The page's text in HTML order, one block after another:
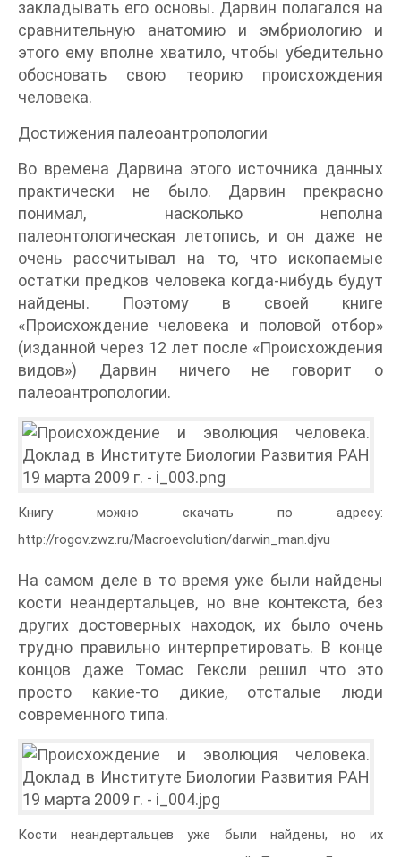
закладывать его основы. Дарвин полагался на
сравнительную анатомию и эмбриологию и
этого ему вполне хватило, чтобы убедительно
обосновать свою теорию происхождения
человека.
Достижения палеоантропологии
Во времена Дарвина этого источника данных
практически не было. Дарвин прекрасно
понимал, насколько неполна
палеонтологическая летопись, и он даже не
очень рассчитывал на то, что ископаемые
остатки предков человека когда-нибудь будут
найдены. Поэтому в своей книге
«Происхождение человека и половой отбор»
(изданной через 12 лет после «Происхождения
видов») Дарвин ничего не говорит о
палеоантропологии.
Книгу можно скачать по адресу:
http://rogov.zwz.ru/Macroevolution/darwin_man.djvu
На самом деле в то время уже были найдены
кости неандертальцев, но вне контекста, без
других достоверных находок, их было очень
трудно правильно интерпретировать. В конце
концов даже Томас Гексли решил что это
просто какие-то дикие, отсталые люди
современного типа.
Кости неандертальцев уже были найдены, но их